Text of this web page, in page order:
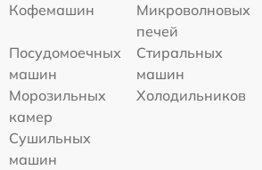
Кофемашин
Микроволновых
печей
Посудомоечных
машин
Стиральных
машин
Морозильных
камер
Холодильников
Сушильных
машин